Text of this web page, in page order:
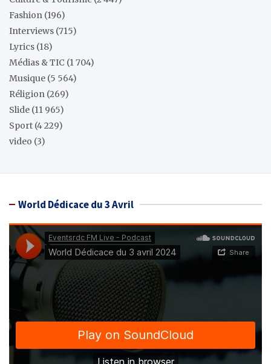
Fashion (196)
Interviews (715)
Lyrics (18)
Médias & TIC (1 704)
Musique (5 564)
Réligion (269)
Slide (11 965)
Sport (4 229)
video (3)
World Dédicace du 3 Avril